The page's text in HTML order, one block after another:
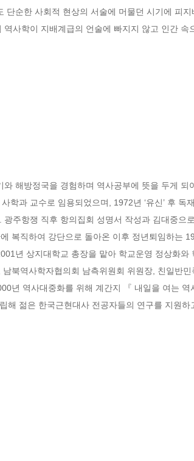
순한 사회적 현상의 서술에 머물던 시기에 피
사학이 지배계급의 언술에 빠지지 않고 인간 속
해방정국을 경험하며 역사공부에 뜻을 두게 되
학과 교수로 임용되었으며, 1972년 ‘유신’ 후 독
주항쟁 직후 항의집회 성명서 작성과 김대중으
복직하여 강단으로 돌아온 이후 정년퇴임하는
년 상지대학교 총장을 맡아 학교운영 정상화와
북역사학자협의회 남측위원회 위원장, 친일반
년 역사대중화를 위해 계간지 『 내일을 여는 역
해 젊은 한국근현대사 전공자들의 연구를 지원하